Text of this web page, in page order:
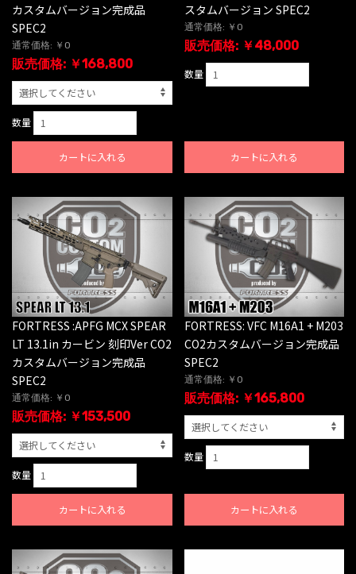
カスタムバージョン完成品
SPEC2
通常価格: ￥0
販売価格: ￥168,800
数量
カートに入れる
スタムバージョン SPEC2
通常価格: ￥0
販売価格: ￥48,000
数量
カートに入れる
FORTRESS :APFG MCX SPEAR
LT 13.1in カービン 刻印Ver CO2
カスタムバージョン完成品
SPEC2
通常価格: ￥0
販売価格: ￥153,500
数量
カートに入れる
FORTRESS: VFC M16A1 + M203
CO2カスタムバージョン完成品
SPEC2
通常価格: ￥0
販売価格: ￥165,800
数量
カートに入れる